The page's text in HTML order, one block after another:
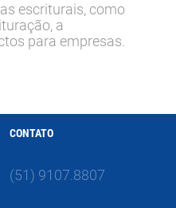
escriturais, como
a
para empresas.
CONTATO
(51) 9107.8807